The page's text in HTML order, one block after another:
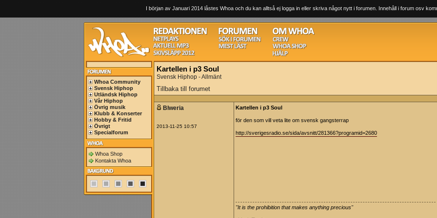
I början av Januari 2014 låstes Whoa och du kan alltså ej logga in eller skriva något nytt i forumen. Innehåll i forum osv
Whoa Community
Svensk Hiphop
Utländsk Hiphop
Vår Hiphop
Övrig musik
Klubb & Konserter
Hobby & Fritid
Övrigt
Specialforum
Whoa Shop
Kontakta Whoa
Kartellen i p3 Soul
Svensk Hiphop - Allmänt
Tillbaka till forumet
Blweria
2013-11-25 10:57
Kartellen i p3 Soul
för den som vill veta lite om svensk gangsterrap
http://sverigesradio.se/sida/avsnitt/281366?programid=2680
"It is the prohibition that makes anything precious"